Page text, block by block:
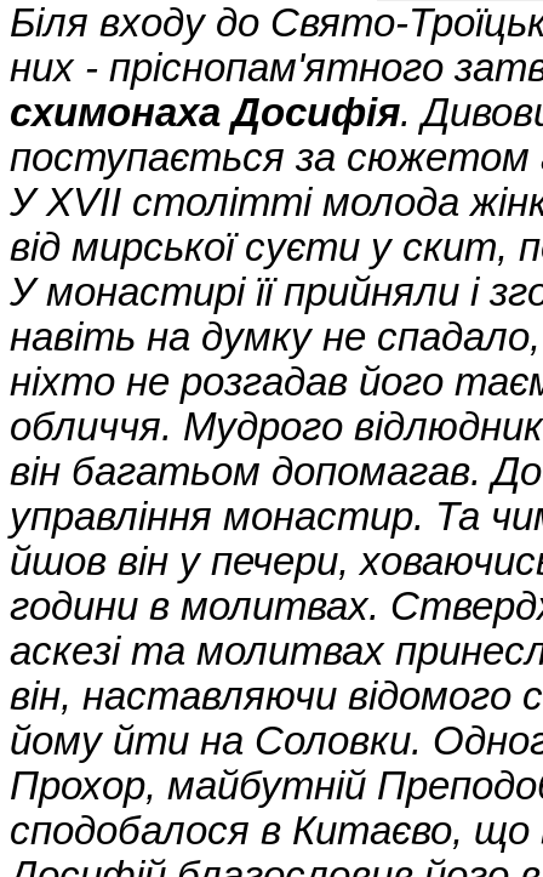
Біля входу до Свято-
них - пріснопам'ятного
схимонаха Досифія.
поступається за сюжетом
У XVII столітті молода
від мирської суєти у скит,
У монастирі її прийняли і
навіть на думку не
ніхто не розгадав його
обличчя. Мудрого
він багатьом допомагав.
управління монастир. Та
йшов він у печери,
години в молитвах.
аскезі та молитвах
він, наставляючи відомого
йому йти на Соловки.
Прохор, майбутній
сподобалося в Китаєво,